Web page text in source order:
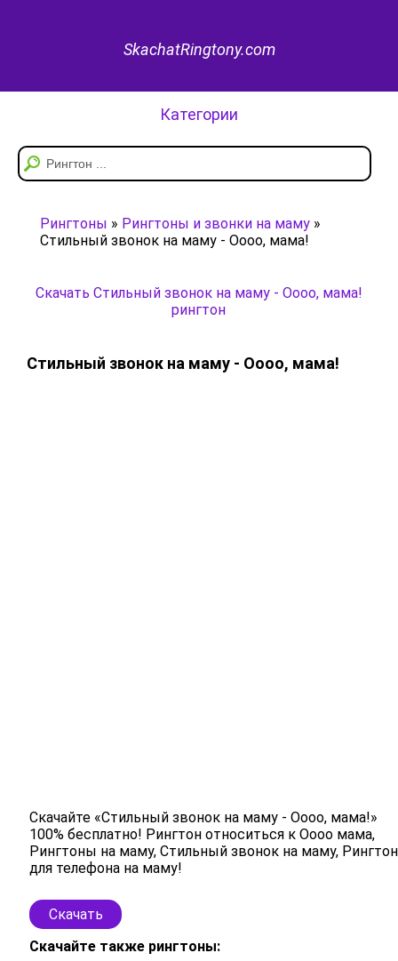
SkachatRingtony.com
Категории
Рингтоны » Рингтоны и звонки на маму »
Стильный звонок на маму - Оооо, мама!
Скачать Стильный звонок на маму - Оооо, мама!
рингтон
Стильный звонок на маму - Оооо, мама!
Скачайте «Стильный звонок на маму - Оооо, мама!»
100% бесплатно! Рингтон относиться к Оооо мама,
Рингтоны на маму, Стильный звонок на маму, Рингтон
для телефона на маму!
Скачать
Скачайте также рингтоны: